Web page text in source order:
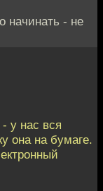
начинать - не
у нас вся
она на бумаге.